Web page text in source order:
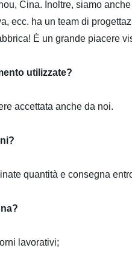
Cina. Inoltre, siamo
ecc. ha un team di
È un grande piacere
utilizzate?
accettata anche da noi.
quantità e consegna
lavorativi;